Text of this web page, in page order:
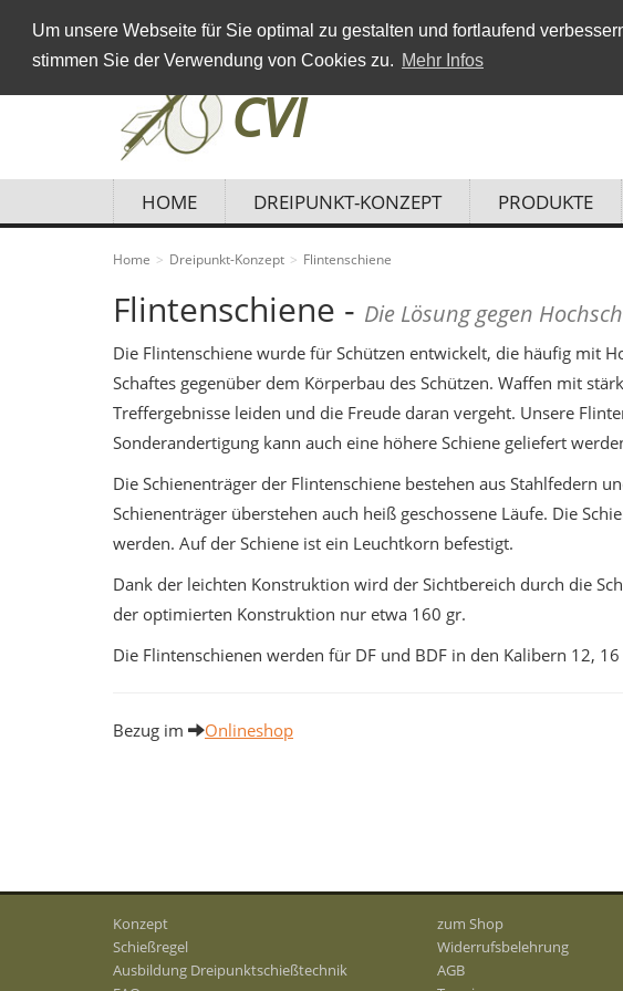
Um unsere Webseite für Sie optimal zu gestalten und fortlaufend
stimmen Sie der Verwendung von Cookies zu. Mehr Infos
CVI
und
Entwicklungen
für
Landwirtschaft
Jagd
HOME DREIPUNKT-KONZEPT PRODUKTE
Home Dreipunkt-Konzept Flintenschiene
Flintenschiene - Die Lösung gegen
Die Flintenschiene wurde für Schützen entwickelt, die häufig mit
Schaftes gegenüber dem Körperbau des Schützen. Waffen mit
Treffergebnisse leiden und die Freude daran vergeht. Unsere
Sonderandertigung kann auch eine höhere Schiene geliefert
Die Schienenträger der Flintenschiene bestehen aus Stahlfedern
Schienenträger überstehen auch heiß geschossene Läufe. Die
werden. Auf der Schiene ist ein Leuchtkorn befestigt.
Dank der leichten Konstruktion wird der Sichtbereich durch die
der optimierten Konstruktion nur etwa 160 gr.
Die Flintenschienen werden für DF und BDF in den Kalibern 12,
Bezug im Onlineshop
Konzept
Schießregel
Ausbildung Dreipunktschießtechnik
zum Shop
Widerrufsbelehrung
AGB